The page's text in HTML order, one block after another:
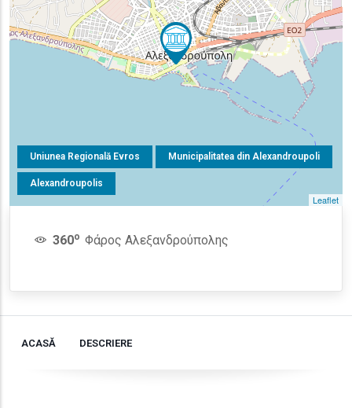
Uniunea Regională Evros Municipalitatea din Alexandroupoli
Alexandroupolis
Leaflet
360o Φάρος Αλεξανδρούπολης
ACASĂ DESCRIERE